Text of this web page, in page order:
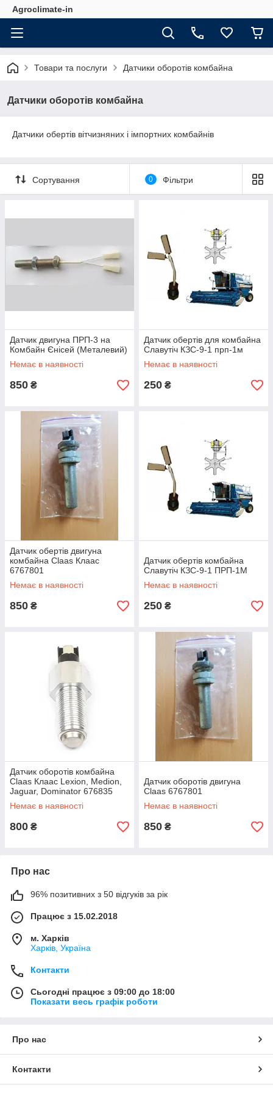
Agroclimate-in
Товари та послуги Датчики оборотів комбайна
Датчики оборотів комбайна
Датчики обертів вітчизняних і імпортних комбайнів
Сортування 0 Фільтри
Датчик двигуна ПРП-3 на
Комбайн Єнісей (Металевий)
Немає в наявності
850 ₴
Датчик обертів для комбайна
Славутіч КЗС-9-1 прп-1м
Немає в наявності
250 ₴
Датчик обертів двигуна
комбайна Claas Клаас
6767801
Немає в наявності
850 ₴
Датчик обертів комбайна
Славутіч КЗС-9-1 ПРП-1М
Немає в наявності
250 ₴
Датчик оборотів комбайна
Claas Клаас Lexion, Medion,
Jaguar, Dominator 676835
Немає в наявності
800 ₴
Датчик оборотів двигуна
Claas 6767801
Немає в наявності
850 ₴
Про нас
96% позитивних з 50 відгуків за рік
Працює з 15.02.2018
м. Харків
Харків, Україна
Контакти
Сьогодні працює з 09:00 до 18:00
Показати весь графік роботи
Про нас
Контакти